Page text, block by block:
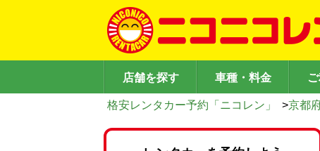
店舗を探す 車種・料金
格安レンタカー予約「ニコレン」 >京都